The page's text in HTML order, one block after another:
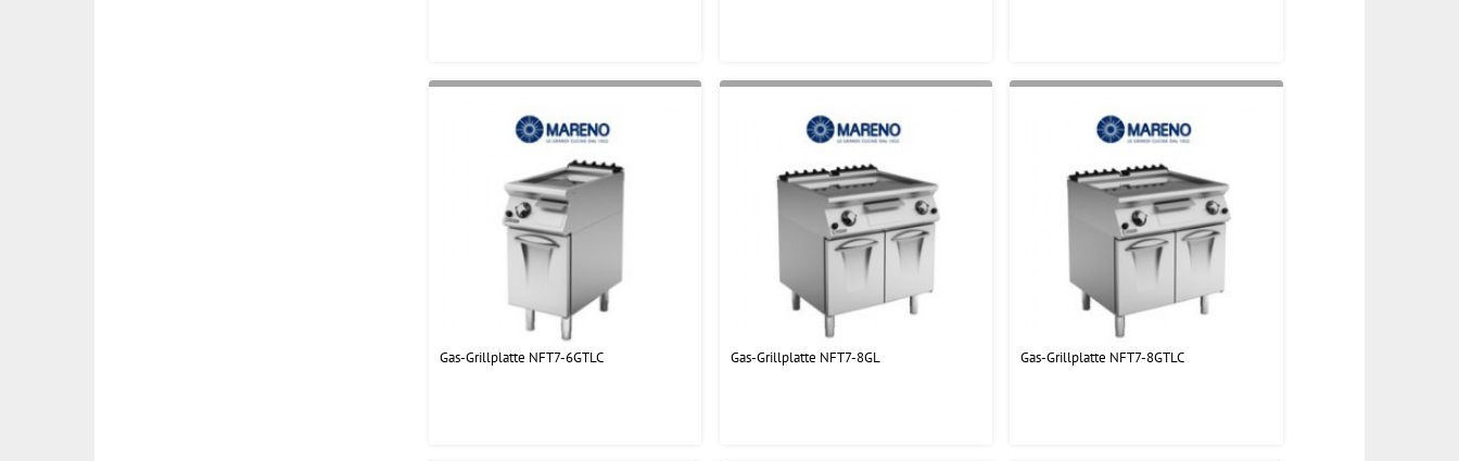
Gas-Grillplatte NFT7-6GTLC Gas-Grillplatte NFT7-8GL Gas-Grillplatte NFT7-8GTLC